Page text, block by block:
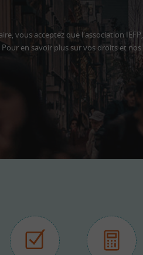
vous acceptez que l'association
en savoir plus sur vos droits et